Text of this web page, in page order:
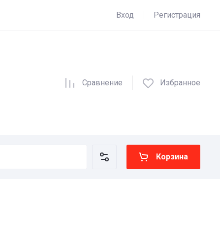
Вход Регистрация
Сравнение Избранное
Корзина